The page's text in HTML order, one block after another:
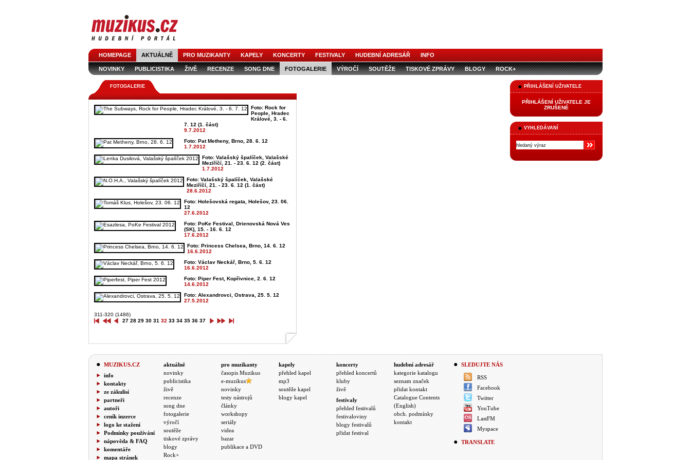
HOMEPAGE AKTUÁLNĚ PRO MUZIKANTY KAPELY KONCERTY FESTIVALY HUDEBNÍ ADRESÁŘ INFO
NOVINKY PUBLICISTIKA ŽIVĚ RECENZE SONG DNE FOTOGALERIE VÝROČÍ SOUTĚŽE TISKOVÉ ZPRÁVY BLOGY ROCK+
PŘIHLÁŠENÍ UŽIVATELE
PŘIHLÁŠENÍ UŽIVATELE JE
ZRUŠENÉ
VYHLEDÁVANÍ
FOTOGALERIE
Foto: Rock for
People, Hradec
Králové, 3. - 6.
7. 12 (1. část)
9.7.2012
Foto: Pat Metheny, Brno, 28. 6. 12
1.7.2012
Foto: Valašský špalíček, Valašské
Meziříčí, 21. - 23. 6. 12 (2. část)
1.7.2012
Foto: Valašský špalíček, Valašské
Meziříčí, 21. - 23. 6. 12 (1. část)
28.6.2012
Foto: Holešovská regata, Holešov, 23. 06.
12
27.6.2012
Foto: PoKe Festival, Drienovská Nová Ves
(SK), 15. - 16. 6. 12
17.6.2012
Foto: Princess Chelsea, Brno, 14. 6. 12
16.6.2012
Foto: Václav Neckář, Brno, 5. 6. 12
16.6.2012
Foto: Piper Fest, Kopřivnice, 2. 6. 12
14.6.2012
Foto: Alexandrovci, Ostrava, 25. 5. 12
27.5.2012
311-320 (1486)
27 28 29 30 31 32 33 34 35 36 37
MUZIKUS.CZ
info
kontakty
ze zákulisí
partneři
autoři
ceník inzerce
logo ke stažení
Podmínky používání
nápověda & FAQ
komentáře
mapa stránek
aktuálně
novinky
publicistika
živě
recenze
song dne
fotogalerie
výročí
soutěže
tiskové zprávy
blogy
Rock+
pro muzikanty
časopis Muzikus
e-muzikus
novinky
testy nástrojů
články
workshopy
seriály
videa
bazar
publikace a DVD
kapely
přehled kapel
mp3
soutěže kapel
blogy kapel
koncerty
přehled koncertů
kluby
živě
festivaly
přehled festivalů
festivaloviny
blogy festivalů
přidat festival
hudební adresář
kategorie katalogu
seznam značek
přidat kontakt
Catalogue Contents
(English)
obch. podmínky
kontakt
SLEDUJTE NÁS
RSS
Facebook
Twitter
YouTube
LastFM
Myspace
TRANSLATE